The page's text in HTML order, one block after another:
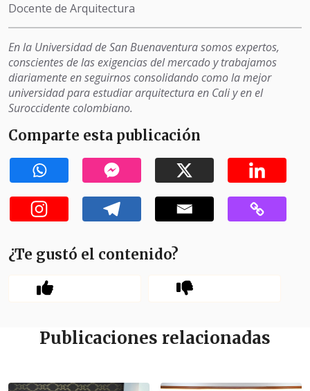
Docente de Arquitectura
En la Universidad de San Buenaventura somos expertos,
conscientes de las exigencias del mercado y trabajamos
diariamente en seguirnos consolidando como la mejor
universidad para estudiar arquitectura en Cali y en el
Suroccidente colombiano.
Comparte esta publicación
¿Te gustó el contenido?
Publicaciones relacionadas